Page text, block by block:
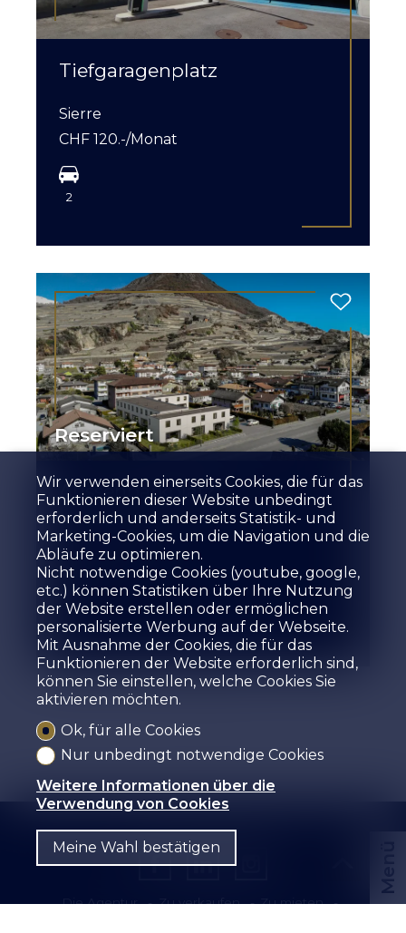
Menü
Tiefgaragenplatz
Sierre
CHF 120.-/Monat
2
Reserviert
Aussenparkplatz
St-Léonard
CHF 60.-/Monat
2
Die Agentur Zu verkaufen
Zu mieten
Wir verwenden einerseits Cookies, die für das
Funktionieren dieser Website unbedingt
erforderlich und anderseits Statistik- und
Marketing-Cookies, um die Navigation und die
Abläufe zu optimieren.
Nicht notwendige Cookies (youtube, google,
etc.) können Statistiken über Ihre Nutzung
der Website erstellen oder ermöglichen
personalisierte Werbung auf der Webseite.
Mit Ausnahme der Cookies, die für das
Funktionieren der Website erforderlich sind,
können Sie einstellen, welche Cookies Sie
aktivieren möchten.
Ok, für alle Cookies
Nur unbedingt notwendige Cookies
Weitere Informationen über die
Verwendung von Cookies
Meine Wahl bestätigen